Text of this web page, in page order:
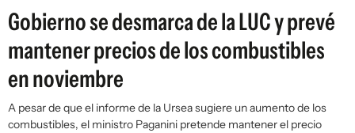
Gobierno se desmarca de la LUC y prevé
mantener precios de los combustibles
en noviembre
A pesar de que el informe de la Ursea sugiere un aumento de los
combustibles, el ministro Paganini pretende mantener el precio